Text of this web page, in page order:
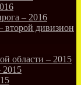
– 2016
второй дивизион
области – 2015
2015